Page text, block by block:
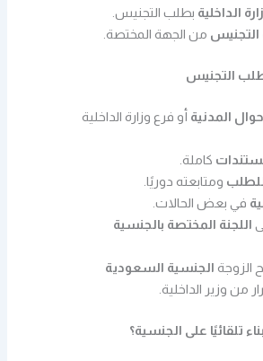
الداخلية بطلب التجنيس.
من الجهة المختصة.
التجنيس
المدنية أو فرع وزارة الداخلية
كاملة.
ومتابعته دوريًا.
في بعض الحالات.
اللجنة المختصة بالجنسية
الزوجة الجنسية السعودية
من وزير الداخلية.
تلقائيًا على الجنسية؟